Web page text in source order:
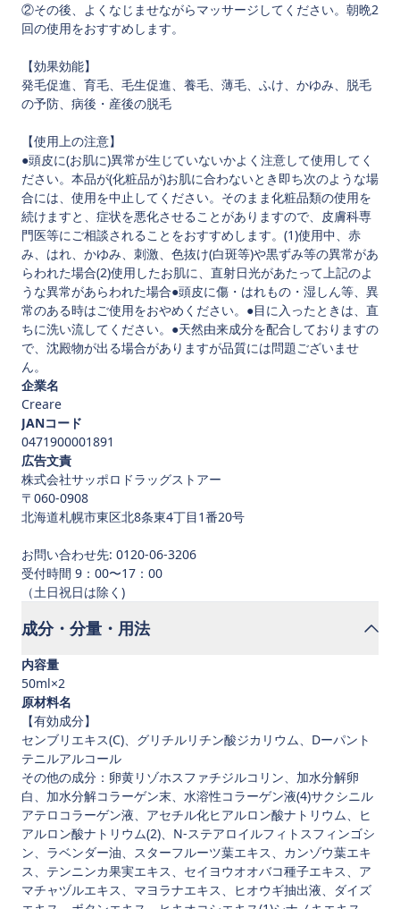
②その後、よくなじませながらマッサージしてください。朝晩2
回の使用をおすすめします。
【効果効能】
発毛促進、育毛、毛生促進、養毛、薄毛、ふけ、かゆみ、脱毛
の予防、病後・産後の脱毛
【使用上の注意】
●頭皮に(お肌に)異常が生じていないかよく注意して使用してく
ださい。本品が(化粧品が)お肌に合わないとき即ち次のような場
合には、使用を中止してください。そのまま化粧品類の使用を
続けますと、症状を悪化させることがありますので、皮膚科専
門医等にご相談されることをおすすめします。(1)使用中、赤
み、はれ、かゆみ、刺激、色抜け(白斑等)や黒ずみ等の異常があ
らわれた場合(2)使用したお肌に、直射日光があたって上記のよ
うな異常があらわれた場合●頭皮に傷・はれもの・湿しん等、異
常のある時はご使用をおやめください。●目に入ったときは、直
ちに洗い流してください。●天然由来成分を配合しておりますの
で、沈殿物が出る場合がありますが品質には問題ございませ
ん。
企業名
Creare
JANコード
0471900001891
広告文責
株式会社サッポロドラッグストアー
〒060-0908
北海道札幌市東区北8条東4丁目1番20号
お問い合わせ先: 0120-06-3206
受付時間 9：00〜17：00
成分・分量・用法
内容量
50ml×2
原材料名
【有効成分】
センブリエキス(C)、グリチルリチン酸ジカリウム、Dーパント
テニルアルコール
その他の成分：卵黄リゾホスファチジルコリン、加水分解卵
白、加水分解コラーゲン末、水溶性コラーゲン液(4)サクシニル
アテロコラーゲン液、アセチル化ヒアルロン酸ナトリウム、ヒ
アルロン酸ナトリウム(2)、N-ステアロイルフィトスフィンゴシ
ン、ラベンダー油、スターフルーツ葉エキス、カンゾウ葉エキ
ス、テンニンカ果実エキス、セイヨウオオバコ種子エキス、ア
マチャヅルエキス、マヨラナエキス、ヒオウギ抽出液、ダイズ